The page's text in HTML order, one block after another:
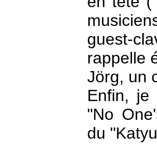
guest-
rappelle
Jörg, un
Enfin,
"No
du